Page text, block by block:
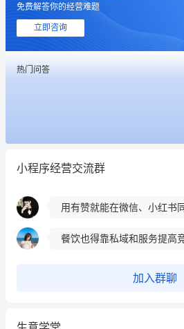
免费解答你的经营难题
立即咨询
热门问答
小程序经营交流群
这个营销策划案例推荐大家
用有赞就能在微信、小红书
冰墩墩货源充足需要的联系
这个营销策划案例推荐大家看
用有赞就能在微信、小红书
餐饮也得靠私域和服务提高
加入群聊